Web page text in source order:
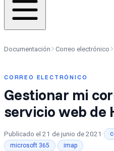
Documentación Correo electrónico
CORREO ELECTRÓNICO
Gestionar mi
servicio web de
Publicado el 21 de junio de 2021 ·
microsoft 365 · imap